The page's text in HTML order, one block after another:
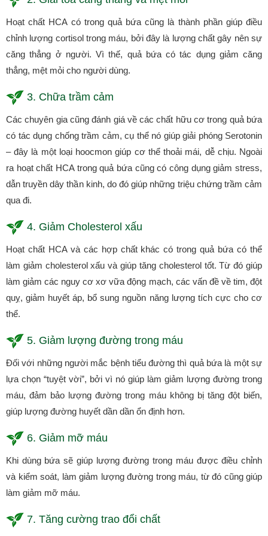
Hoạt chất HCA có trong quả bứa cũng là thành phần giúp điều
chỉnh lượng cortisol trong máu, bởi đây là lượng chất gây nên sự
căng thẳng ở người. Vì thế, quả bứa có tác dụng giảm căng
thẳng, mệt mỏi cho người dùng.
3. Chữa trầm cảm
Các chuyên gia cũng đánh giá về các chất hữu cơ trong quả bứa
có tác dụng chống trầm cảm, cụ thể nó giúp giải phóng Serotonin
– đây là một loại hoocmon giúp cơ thể thoải mái, dễ chịu. Ngoài
ra hoạt chất HCA trong quả bứa cũng có công dụng giảm stress,
dẫn truyền dây thần kinh, do đó giúp những triệu chứng trầm cảm
qua đi.
4. Giảm Cholesterol xấu
Hoạt chất HCA và các hợp chất khác có trong quả bứa có thể
làm giảm cholesterol xấu và giúp tăng cholesterol tốt. Từ đó giúp
làm giảm các nguy cơ xơ vữa động mạch, các vấn đề về tim, đột
quỵ, giảm huyết áp, bổ sung nguồn năng lượng tích cực cho cơ
thể.
5. Giảm lượng đường trong máu
Đối với những người mắc bệnh tiểu đường thì quả bứa là một sự
lựa chọn “tuyệt vời”, bởi vì nó giúp làm giảm lượng đường trong
máu, đảm bảo lượng đường trong máu không bị tăng đột biến,
giúp lượng đường huyết dần dần ổn định hơn.
6. Giảm mỡ máu
Khi dùng bứa sẽ giúp lượng đường trong máu được điều chỉnh
và kiểm soát, làm giảm lượng đường trong máu, từ đó cũng giúp
làm giảm mỡ máu.
7. Tăng cường trao đổi chất